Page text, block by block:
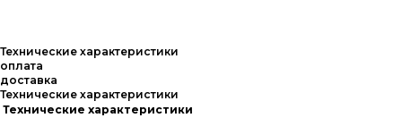
Технические характеристики
оплата
доставка
Технические характеристики
Технические характеристики